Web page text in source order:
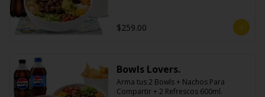
$259.00
Bowls Lovers.
Arma tus 2 Bowls + Nachos Para
Compartir + 2 Refrescos 600ml.